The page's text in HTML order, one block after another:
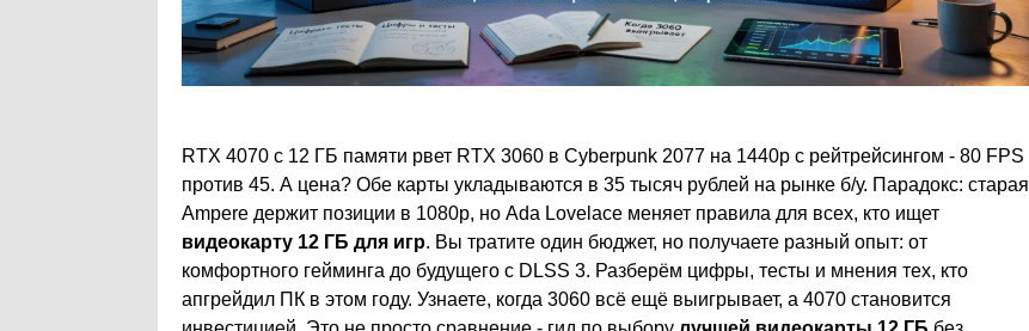
RTX 4070 с 12 ГБ памяти рвет RTX 3060 в Cyberpunk 2077 на 1440p с рейтрейсингом - 80 FPS
против 45. А цена? Обе карты укладываются в 35 тысяч рублей на рынке б/у. Парадокс: старая
Ampere держит позиции в 1080p, но Ada Lovelace меняет правила для всех, кто ищет
видеокарту 12 ГБ для игр. Вы тратите один бюджет, но получаете разный опыт: от
комфортного гейминга до будущего с DLSS 3. Разберём цифры, тесты и мнения тех, кто
апгрейдил ПК в этом году. Узнаете, когда 3060 всё ещё выигрывает, а 4070 становится